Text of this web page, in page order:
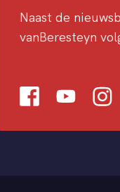
Naast de
vanBeresteyn
FacebookYoutube